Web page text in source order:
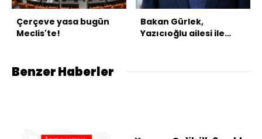
Çerçeve yasa bugün
Meclis'te!
Bakan Gürlek,
Yazıcıoğlu ailesi ile
Benzer Haberler